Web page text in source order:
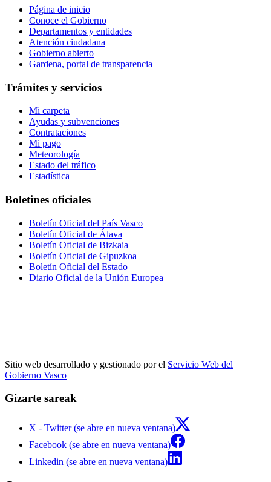
Página de inicio
Conoce el Gobierno
Departamentos y entidades
Atención ciudadana
Gobierno abierto
Gardena, portal de transparencia
Trámites y servicios
Mi carpeta
Ayudas y subvenciones
Contrataciones
Mi pago
Meteorología
Estado del tráfico
Estadística
Boletines oficiales
Boletín Oficial del País Vasco
Boletín Oficial de Álava
Boletín Oficial de Bizkaia
Boletín Oficial de Gipuzkoa
Boletín Oficial del Estado
Diario Oficial de la Unión Europea
Sitio web desarrollado y gestionado por el Servicio Web del
Gobierno Vasco
Gizarte sareak
X - Twitter (se abre en nueva ventana)
Facebook (se abre en nueva ventana)
Linkedin (se abre en nueva ventana)